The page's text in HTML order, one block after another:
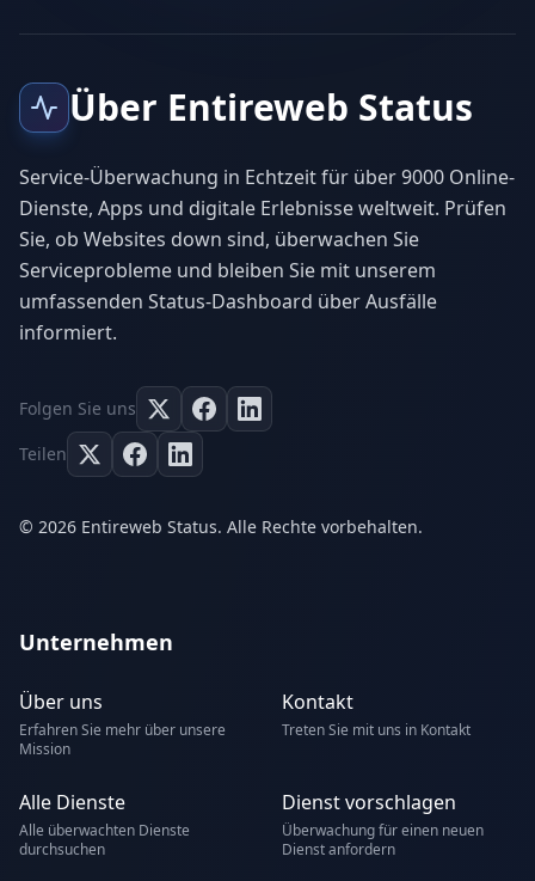
Über Entireweb Status
Service-Überwachung in Echtzeit für über 9000 Online-
Dienste, Apps und digitale Erlebnisse weltweit. Prüfen
Sie, ob Websites down sind, überwachen Sie
Serviceprobleme und bleiben Sie mit unserem
umfassenden Status-Dashboard über Ausfälle
informiert.
Folgen Sie uns
Teilen
© 2026 Entireweb Status. Alle Rechte vorbehalten.
Unternehmen
Über uns
Erfahren Sie mehr über unsere
Mission
Kontakt
Treten Sie mit uns in Kontakt
Alle Dienste
Alle überwachten Dienste
durchsuchen
Dienst vorschlagen
Überwachung für einen neuen
Dienst anfordern